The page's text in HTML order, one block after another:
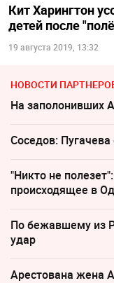
Кит Харингтон
детей после
19 августа 2019, 13:32
НОВОСТИ
На заполонивших
Соседов:
"Никто не
происходящее в
По бежавшему из
удар
Арестована жена